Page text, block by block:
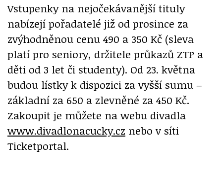
Vstupenky na nejočekávanější tituly
nabízejí pořadatelé již od prosince za
zvýhodněnou cenu 490 a 350 Kč (sleva
platí pro seniory, držitele průkazů ZTP a
děti od 3 let či studenty). Od 23. května
budou lístky k dispozici za vyšší sumu –
základní za 650 a zlevněné za 450 Kč.
Zakoupit je můžete na webu divadla
www.divadlonacucky.cz nebo v síti
Ticketportal.